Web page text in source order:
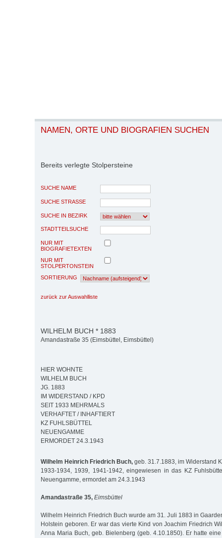
NAMEN, ORTE UND BIOGRAFIEN SUCHEN
Bereits verlegte Stolpersteine
SUCHE NAME
SUCHE STRASSE
SUCHE IN BEZIRK
STADTTEILSUCHE
NUR MIT
BIOGRAFIETEXTEN
NUR MIT
STOLPERTONSTEIN
SORTIERUNG
zurück zur Auswahlliste
WILHELM BUCH * 1883
Amandastraße 35 (Eimsbüttel, Eimsbüttel)
HIER WOHNTE
WILHELM BUCH
JG. 1883
IM WIDERSTAND / KPD
SEIT 1933 MEHRMALS
VERHAFTET / INHAFTIERT
KZ FUHLSBÜTTEL
NEUENGAMME
ERMORDET 24.3.1943
Wilhelm Heinrich Friedrich Buch, geb. 31.7.1883, im Widerstand
1933-1934, 1939, 1941-1942, eingewiesen in das KZ
Neuengamme, ermordet am 24.3.1943
Amandastraße 35, Eimsbüttel
Wilhelm Heinrich Friedrich Buch wurde am 31. Juli 1883 in
Holstein geboren. Er war das vierte Kind von Joachim Friedrich
Anna Maria Buch, geb. Bielenberg (geb. 4.10.1850). Er hatte